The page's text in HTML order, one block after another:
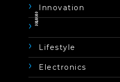
Innovation
Lifestyle
Electronics